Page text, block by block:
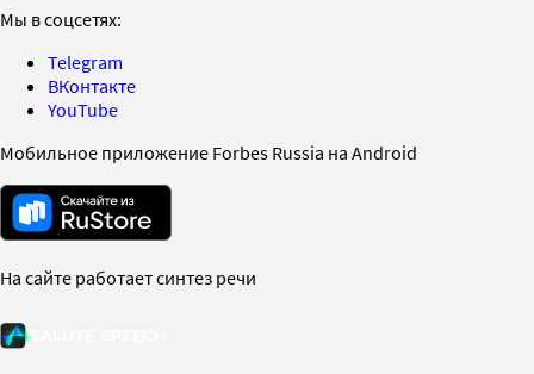
Мы в соцсетях:
Telegram
ВКонтакте
YouTube
Мобильное приложение Forbes Russia на Android
На сайте работает синтез речи